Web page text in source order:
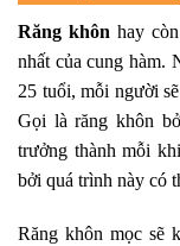
Răng khôn hay
nhất của cung hàm.
25 tuổi, mỗi người
Gọi là răng khôn
trưởng thành mỗi
bởi quá trình này có
Răng khôn mọc sẽ